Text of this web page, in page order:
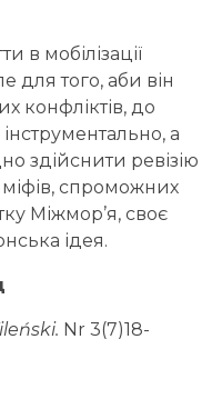
в мобілізації
для того, аби він
конфліктів, до
а
здійснити ревізію
спроможних
Міжмор’я, своє
ідея.
Nr 3(7)18-